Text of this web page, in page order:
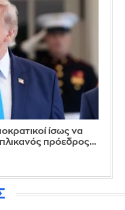
ίσως να
πρόεδρος…